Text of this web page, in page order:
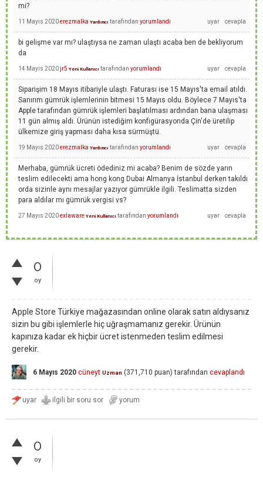
mi?
11 Mayıs 2020erezmalka Yardımcı tarafından yorumlandı
bi gelişme var mı? ulaştıysa ne zaman ulaştı acaba ben de bekliyorum
da
14 Mayıs 2020jr5 Yeni Kullanıcı tarafından yorumlandı
Siparişim 18 Mayıs itibariyle ulaştı. Faturası ise 15 Mayıs'ta email atıldı.
Sanırım gümrük işlemlerinin bitmesi 15 Mayıs oldu. Böylece 7 Mayıs'ta
Apple tarafından gümrük işlemleri başlatılması ardından bana ulaşması
11 gün almış aldı. Ürünün istediğim konfigürasyonda Çin'de üretilip
ülkemize giriş yapması daha kısa sürmüştü.
19 Mayıs 2020erezmalka Yardımcı tarafından yorumlandı
Merhaba, gümrük ücreti ödediniz mi acaba? Benim de sözde yarın
teslim edilecekti ama hong kong Dubai Almanya İstanbul derken takıldı
orda sizinle aynı mesajlar yazıyor gümrükle ilgili. Teslimatta sizden
para aldılar mı gümrük vergisi vs?
27 Mayıs 2020exlaware Yeni Kullanıcı tarafından yorumlandı
0
oy
Apple Store Türkiye mağazasından online olarak satın aldıysanız
sizin bu gibi işlemlerle hiç uğraşmamanız gerekir. Ürünün
kapınıza kadar ek hiçbir ücret istenmeden teslim edilmesi
gerekir.
6 Mayıs 2020 cüneyt Uzman (371,710 puan) tarafından cevaplandı
0
oy